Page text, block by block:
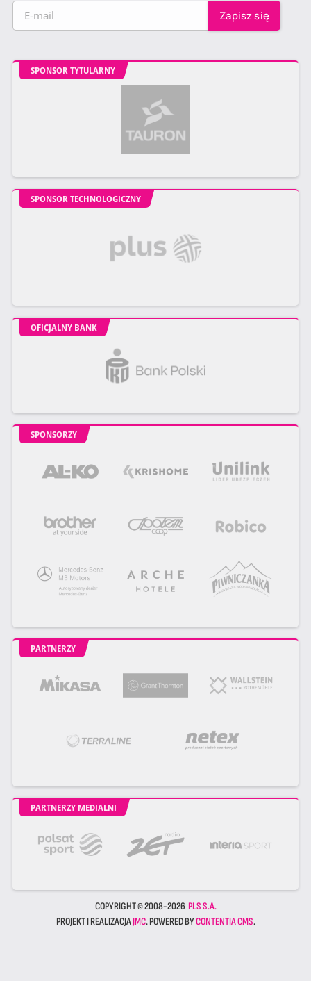
SPONSOR TYTULARNY
SPONSOR TECHNOLOGICZNY
OFICJALNY BANK
SPONSORZY
PARTNERZY
PARTNERZY MEDIALNI
COPYRIGHT © 2008-2026 PLS S.A.
PROJEKT I REALIZACJAJMC. POWERED BYCONTENTIA CMS.